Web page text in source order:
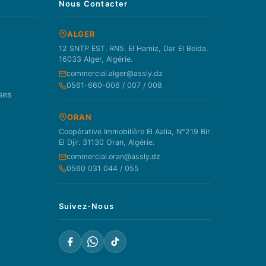
Nous Contacter
ALGER
12 SNTP EST. RN5. El Hamiz, Dar El Beida.
16033 Alger, Algérie.
commercial.alger@assly.dz
0561-660-006 / 007 / 008
ORAN
Coopérative Immobilière El Aalia, N°219 Bir
El Djir. 31130 Oran, Algérie.
commercial.oran@assly.dz
0560 031 044 / 055
Suivez-Nous